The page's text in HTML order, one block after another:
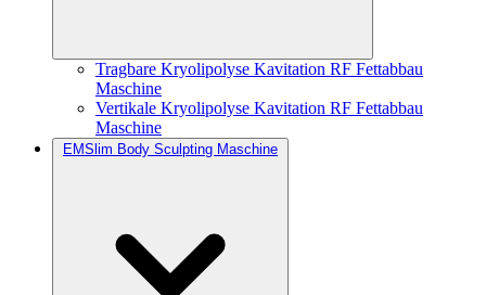
Tragbare Kryolipolyse Kavitation RF Fettabbau
Maschine
Vertikale Kryolipolyse Kavitation RF Fettabbau
Maschine
EMSlim Body Sculpting Maschine